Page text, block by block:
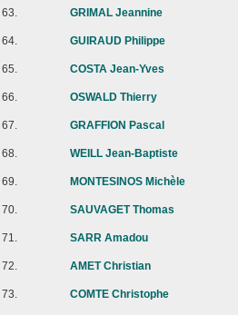
63. GRIMAL Jeannine
64. GUIRAUD Philippe
65. COSTA Jean-Yves
66. OSWALD Thierry
67. GRAFFION Pascal
68. WEILL Jean-Baptiste
69. MONTESINOS Michèle
70. SAUVAGET Thomas
71. SARR Amadou
72. AMET Christian
73. COMTE Christophe